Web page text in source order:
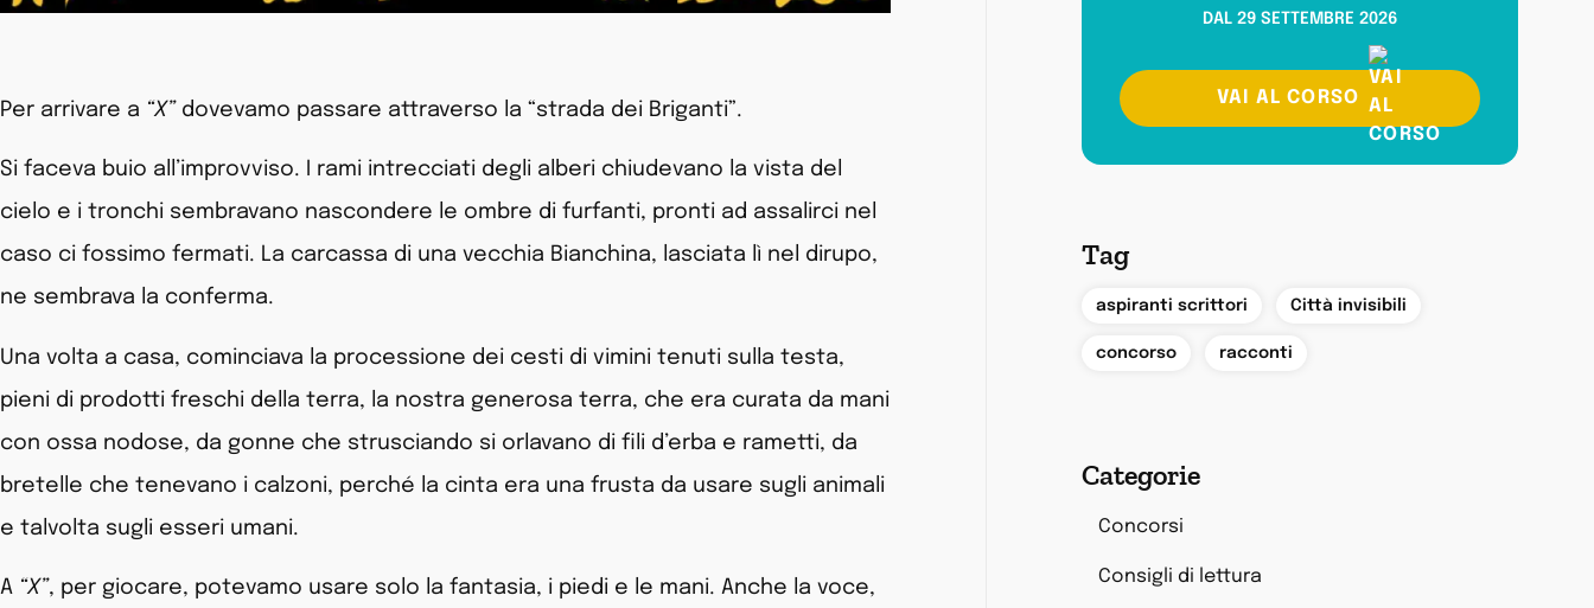
Per arrivare a “X”dovevamo passare attraverso la “strada dei Briganti”.
Si faceva buio all’improvviso. I rami intrecciati degli alberi chiudevano la vista del
cielo e i tronchi sembravano nascondere le ombre di furfanti, pronti ad assalirci nel
caso ci fossimo fermati. La carcassa di una vecchia Bianchina, lasciata lì nel dirupo,
ne sembrava la conferma.
Una volta a casa, cominciava la processione dei cesti di vimini tenuti sulla testa,
pieni di prodotti freschi della terra, la nostra generosa terra, che era curata da mani
con ossa nodose, da gonne che strusciando si orlavano di fili d’erba e rametti, da
bretelle che tenevano i calzoni, perché la cinta era una frusta da usare sugli animali
e talvolta sugli esseri umani.
A “X”, per giocare, potevamo usare solo la fantasia, i piedi e le mani. Anche la voce,
DAL 29 SETTEMBRE 2026
VAI AL CORSO
Tag
aspiranti scrittori Città invisibili
concorso racconti
Categorie
Concorsi
Consigli di lettura